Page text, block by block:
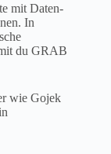
mit Daten-
In
du GRAB
wie Gojek